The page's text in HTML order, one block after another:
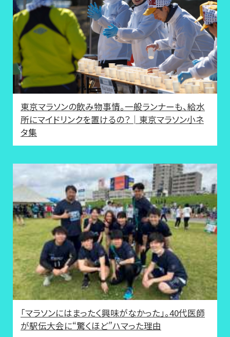
東京マラソンの飲み物事情。一般ランナーも、給水
所にマイドリンクを置けるの？│東京マラソン小ネ
タ集
「マラソンにはまったく興味がなかった」。40代医師
が駅伝大会に“驚くほど”ハマった理由